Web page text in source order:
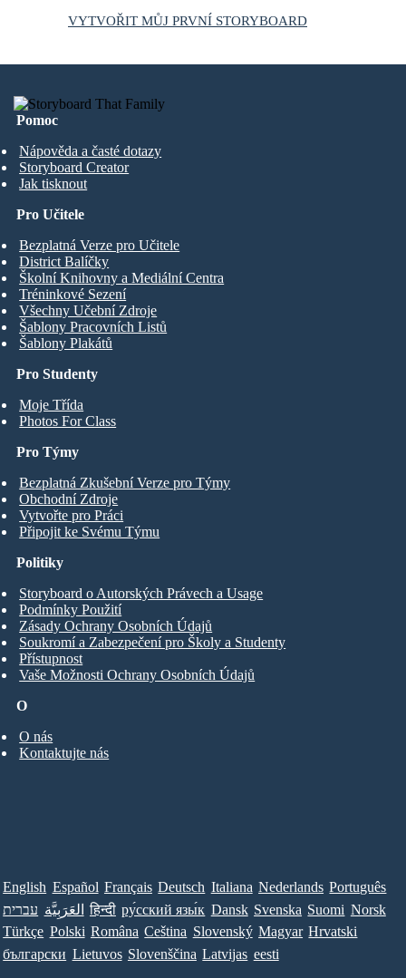
VYTVOŘIT MŮJ PRVNÍ STORYBOARD
Pomoc
Nápověda a časté dotazy
Storyboard Creator
Jak tisknout
Pro Studenty
Moje Třída
Photos For Class
Pro Učitele
Bezplatná Verze pro Učitele
District Balíčky
Školní Knihovny a Mediální Centra
Tréninkové Sezení
Všechny Učební Zdroje
Šablony Pracovních Listů
Šablony Plakátů
Pro Týmy
Bezplatná Zkušební Verze pro Týmy
Obchodní Zdroje
Vytvořte pro Práci
Připojit ke Svému Týmu
O
O nás
Kontaktujte nás
Politiky
Storyboard o Autorských Právech a Usage
Podmínky Použití
Zásady Ochrany Osobních Údajů
Soukromí a Zabezpečení pro Školy a Studenty
Přístupnost
Vaše Možnosti Ochrany Osobních Údajů
English Español Français Deutsch Italiana Nederlands Português
עברית العَرَبِيَّة हिन्दी ру́сский язы́к Dansk Svenska Suomi Norsk
Türkçe Polski Româna Ceština Slovenský Magyar Hrvatski
български Lietuvos Slovenščina Latvijas eesti